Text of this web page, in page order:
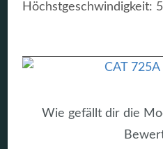
Höchstgeschwindigkeit:
Wie gefällt dir die